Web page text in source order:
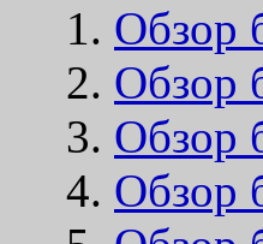
Обзор
Обзор
Обзор
Обзор